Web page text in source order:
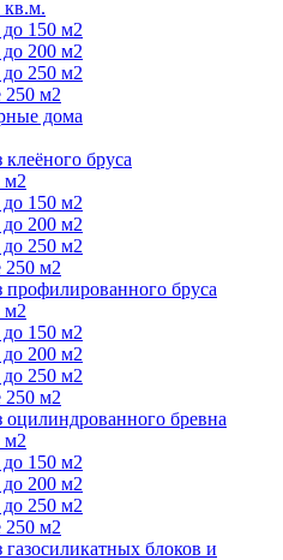
кв.м.
150 м2
200 м2
250 м2
м2
дома
бруса
м2
150 м2
200 м2
250 м2
м2
бруса
м2
150 м2
200 м2
250 м2
м2
бревна
м2
150 м2
200 м2
250 м2
м2
блоков и